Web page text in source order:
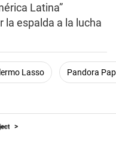
Latina”
la espalda a la lucha
Lasso Pandora